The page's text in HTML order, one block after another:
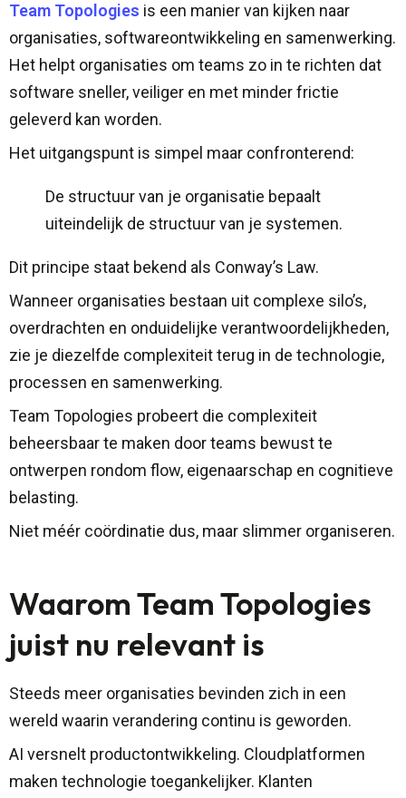
Team Topologies is een manier van kijken naar
organisaties, softwareontwikkeling en samenwerking.
Het helpt organisaties om teams zo in te richten dat
software sneller, veiliger en met minder frictie
geleverd kan worden.
Het uitgangspunt is simpel maar confronterend:
De structuur van je organisatie bepaalt
uiteindelijk de structuur van je systemen.
Dit principe staat bekend als Conway’s Law.
Wanneer organisaties bestaan uit complexe silo’s,
overdrachten en onduidelijke verantwoordelijkheden,
zie je diezelfde complexiteit terug in de technologie,
processen en samenwerking.
Team Topologies probeert die complexiteit
beheersbaar te maken door teams bewust te
ontwerpen rondom flow, eigenaarschap en cognitieve
belasting.
Niet méér coördinatie dus, maar slimmer organiseren.
Waarom Team Topologies
juist nu relevant is
Steeds meer organisaties bevinden zich in een
wereld waarin verandering continu is geworden.
AI versnelt productontwikkeling. Cloudplatformen
maken technologie toegankelijker. Klanten